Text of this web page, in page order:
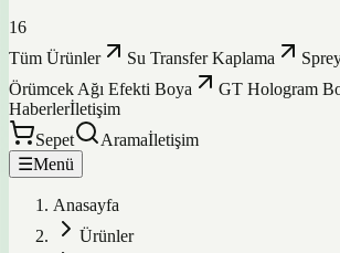
16
Tüm Ürünler
Su Transfer Kaplama
Örümcek Ağı Efekti Boya
GT Hologram
Haberlerİletişim
Sepet
Aramaİletişim
☰Menü
Anasayfa
Ürünler